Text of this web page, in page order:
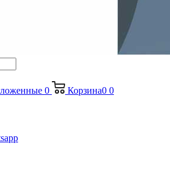
0 Корзина0 0